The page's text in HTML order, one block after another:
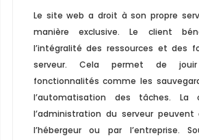
Le site web a droit à son propre
manière exclusive. Le client
l’intégralité des ressources et des
serveur. Cela permet de
fonctionnalités comme les
l’automatisation des tâches. La
l’administration du serveur
l’hébergeur ou par l’entreprise.